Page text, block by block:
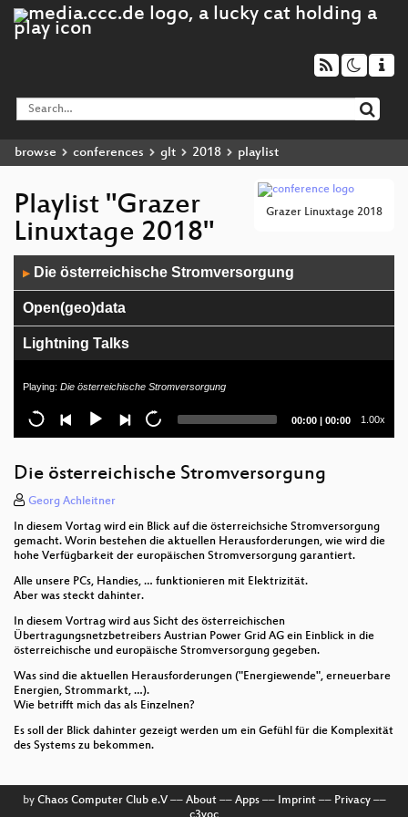
browse conferences glt 2018 playlist
Grazer Linuxtage 2018
Playlist "Grazer
Linuxtage 2018"
Player
▶ Die österreichische Stromversorgung
Open(geo)data
Lightning Talks
Modernes SQL in Open-Source Datenbanken
Moderne Kommandozeilen Werkzeuge
wem gehört das, was ich programmiere?
Wir installieren Ubuntu!
Das openSUSE-Projekt
Openstack - Open Source Private Cloud
Python statt Shell-Scripts
Meltdown und Spectre
Playing: Die österreichische Stromversorgung
Current
00:00 | Total
00:00 1.00x
Die österreichische Stromversorgung
Georg Achleitner
In diesem Vortag wird ein Blick auf die österreichsiche Stromversorgung
gemacht. Worin bestehen die aktuellen Herausforderungen, wie wird die
hohe Verfügbarkeit der europäischen Stromversorgung garantiert.
Alle unsere PCs, Handies, … funktionieren mit Elektrizität.
Aber was steckt dahinter.
In diesem Vortrag wird aus Sicht des österreichischen
Übertragungsnetzbetreibers Austrian Power Grid AG ein Einblick in die
österreichische und europäische Stromversorgung gegeben.
Was sind die aktuellen Herausforderungen ("Energiewende", erneuerbare
Energien, Strommarkt, …).
Wie betrifft mich das als Einzelnen?
Es soll der Blick dahinter gezeigt werden um ein Gefühl für die Komplexität
des Systems zu bekommen.
by Chaos Computer Club e.V–– About–– Apps–– Imprint–– Privacy––